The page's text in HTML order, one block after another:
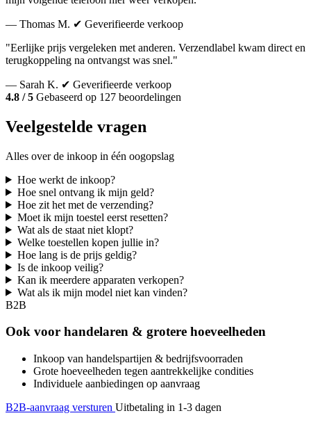
— Thomas M. ✔ Geverifieerde verkoop
"Eerlijke prijs vergeleken met anderen. Verzendlabel kwam direct en
terugkoppeling na ontvangst was snel."
— Sarah K. ✔ Geverifieerde verkoop
4.8 / 5 Gebaseerd op 127 beoordelingen
Veelgestelde vragen
Alles over de inkoop in één oogopslag
Hoe werkt de inkoop?
Hoe snel ontvang ik mijn geld?
Hoe zit het met de verzending?
Moet ik mijn toestel eerst resetten?
Wat als de staat niet klopt?
Welke toestellen kopen jullie in?
Hoe lang is de prijs geldig?
Is de inkoop veilig?
Kan ik meerdere apparaten verkopen?
Wat als ik mijn model niet kan vinden?
B2B
Ook voor handelaren & grotere hoeveelheden
Inkoop van handelspartijen & bedrijfsvoorraden
Grote hoeveelheden tegen aantrekkelijke condities
Individuele aanbiedingen op aanvraag
B2B-aanvraag versturen Uitbetaling in 1-3 dagen